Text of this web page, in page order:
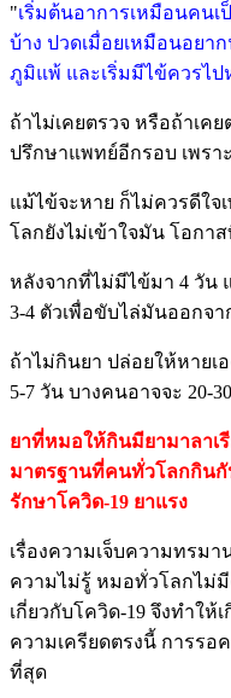
"เริ่มต้นอาการเหมือนคนเ
บ้าง ปวดเมื่อยเหมือนอยา
ภูมิแพ้ และเริ่มมีไข้ควรไป
ถ้าไม่เคยตรวจ หรือถ้าเค
ปรึกษาแพทย์อีกรอบ เพรา
แม้ไข้จะหาย ก็ไม่ควรดีใจ
โลกยังไม่เข้าใจมัน โอกา
หลังจากที่ไม่มีไข้มา 4 วัน
3-4 ตัวเพื่อขับไล่มันออกจา
ถ้าไม่กินยา ปล่อยให้หายเ
5-7 วัน บางคนอาจจะ 20-
ยาที่หมอให้กินมียามาลาเ
มาตรฐานที่คนทั่วโลกกิน
รักษาโควิด-19 ยาแรง
เรื่องความเจ็บความทรม
ความไม่รู้ หมอทั่วโลกไม่
เกี่ยวกับโควิด-19 จึงทำใ
ความเครียดตรงนี้ การร
ที่สุด